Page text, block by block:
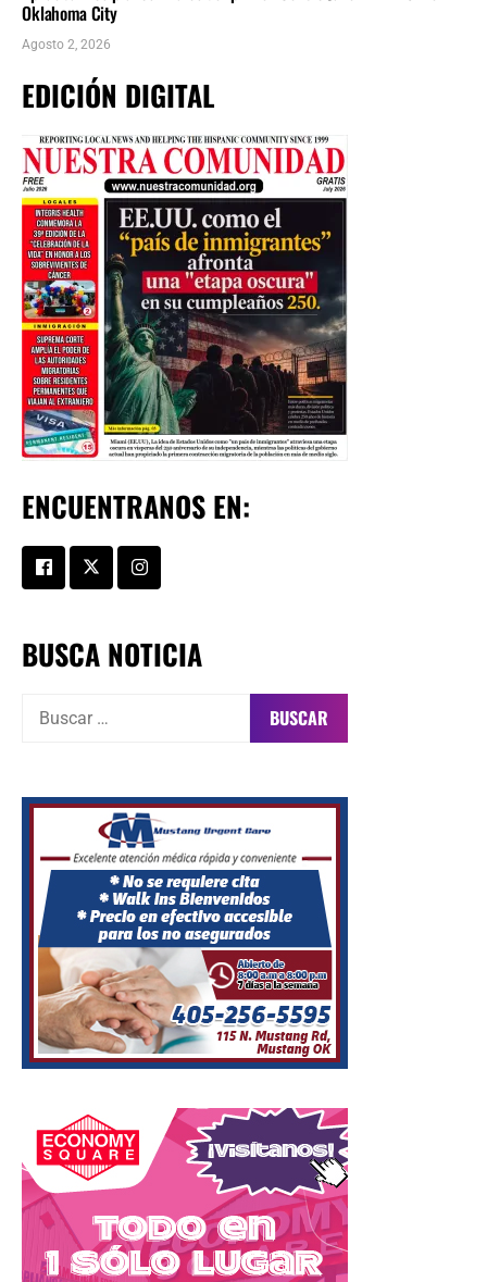
Oklahoma City
Agosto 2, 2026
EDICIÓN DIGITAL
ENCUENTRANOS EN:
BUSCA NOTICIA
Buscar: